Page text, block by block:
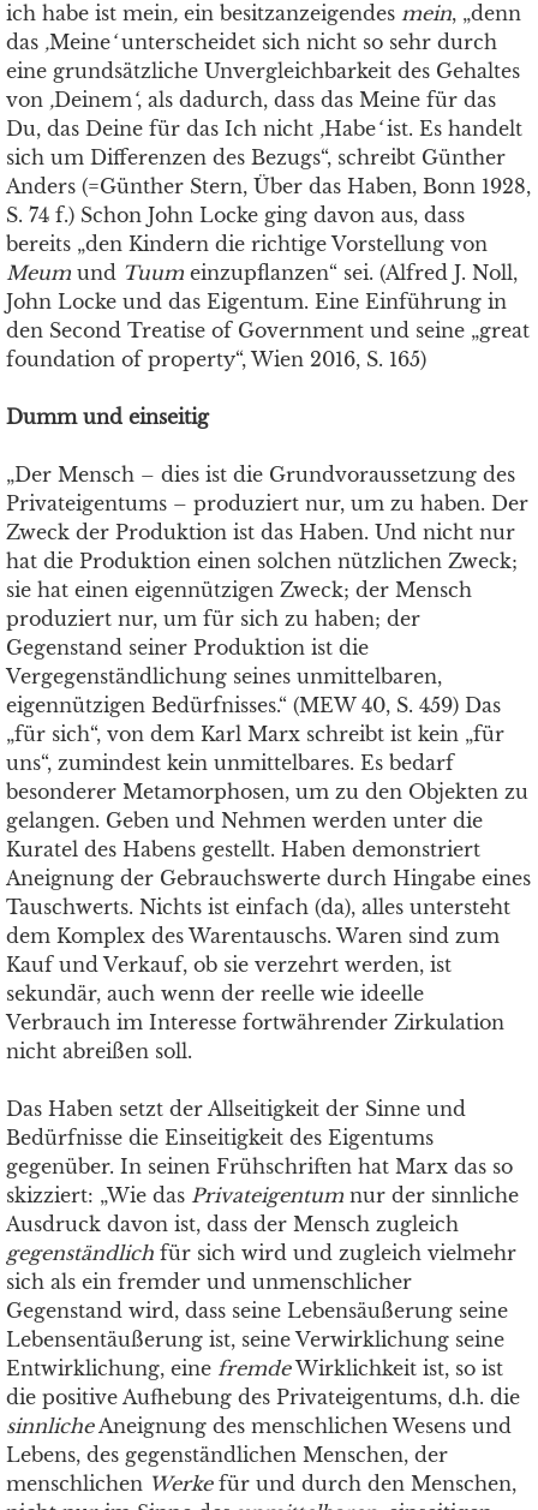
ich habe ist mein, ein besitzanzeigendes mein, „denn
das ‚Meine‘unterscheidet sich nicht so sehr durch
eine grundsätzliche Unvergleichbarkeit des Gehaltes
von ‚Deinem‘, als dadurch, dass das Meine für das
Du, das Deine für das Ich nicht ‚Habe‘ist. Es handelt
sich um Differenzen des Bezugs“, schreibt Günther
Anders (=Günther Stern, Über das Haben, Bonn 1928,
S. 74 f.) Schon John Locke ging davon aus, dass
bereits „den Kindern die richtige Vorstellung von
Meum und Tuum einzupflanzen“ sei. (Alfred J. Noll,
John Locke und das Eigentum. Eine Einführung in
den Second Treatise of Government und seine „great
foundation of property“, Wien 2016, S. 165)
Dumm und einseitig
„Der Mensch – dies ist die Grundvoraussetzung des
Privateigentums – produziert nur, um zu haben. Der
Zweck der Produktion ist das Haben. Und nicht nur
hat die Produktion einen solchen nützlichen Zweck;
sie hat einen eigennützigen Zweck; der Mensch
produziert nur, um für sich zu haben; der
Gegenstand seiner Produktion ist die
Vergegenständlichung seines unmittelbaren,
eigennützigen Bedürfnisses.“ (MEW 40, S. 459) Das
„für sich“, von dem Karl Marx schreibt ist kein „für
uns“, zumindest kein unmittelbares. Es bedarf
besonderer Metamorphosen, um zu den Objekten zu
gelangen. Geben und Nehmen werden unter die
Kuratel des Habens gestellt. Haben demonstriert
Aneignung der Gebrauchswerte durch Hingabe eines
Tauschwerts. Nichts ist einfach (da), alles untersteht
dem Komplex des Warentauschs. Waren sind zum
Kauf und Verkauf, ob sie verzehrt werden, ist
sekundär, auch wenn der reelle wie ideelle
Verbrauch im Interesse fortwährender Zirkulation
nicht abreißen soll.
Das Haben setzt der Allseitigkeit der Sinne und
Bedürfnisse die Einseitigkeit des Eigentums
gegenüber. In seinen Frühschriften hat Marx das so
skizziert: „Wie das Privateigentum nur der sinnliche
Ausdruck davon ist, dass der Mensch zugleich
gegenständlich für sich wird und zugleich vielmehr
sich als ein fremder und unmenschlicher
Gegenstand wird, dass seine Lebensäußerung seine
Lebensentäußerung ist, seine Verwirklichung seine
Entwirklichung, eine fremdeWirklichkeit ist, so ist
die positive Aufhebung des Privateigentums, d.h. die
sinnlicheAneignung des menschlichen Wesens und
Lebens, des gegenständlichen Menschen, der
menschlichen Werkefür und durch den Menschen,